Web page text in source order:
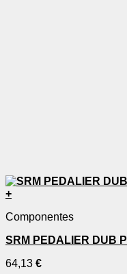
+
Componentes
SRM PEDALIER DUB
64,13 €